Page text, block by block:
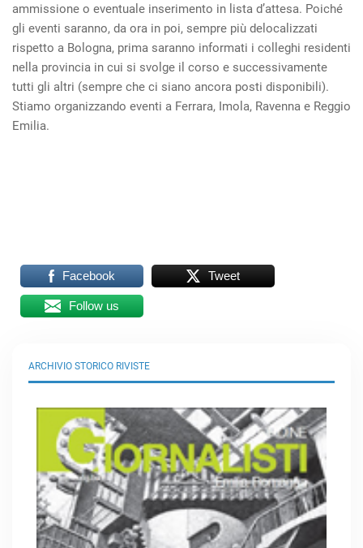
ammissione o eventuale inserimento in lista d’attesa. Poiché
gli eventi saranno, da ora in poi, sempre più delocalizzati
rispetto a Bologna, prima saranno informati i colleghi residenti
nella provincia in cui si svolge il corso e successivamente
tutti gli altri (sempre che ci siano ancora posti disponibili).
Stiamo organizzando eventi a Ferrara, Imola, Ravenna e Reggio
Emilia.
Facebook Tweet
Follow us
ARCHIVIO STORICO RIVISTE